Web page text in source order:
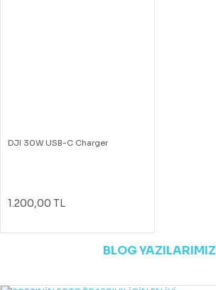
DJI 30W USB-C Charger
1.200,00 TL
BLOG YAZILARIMIZ